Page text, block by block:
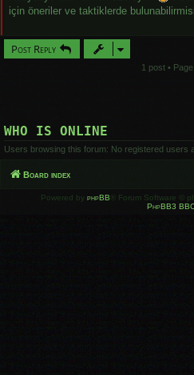
için öneriler ve taktiklerde
Post Reply
1 post • Page
WHO IS ONLINE
Users browsing this forum: No registered users
Board index
Powered by phpBB ® Forum Software ©
PhpBB3